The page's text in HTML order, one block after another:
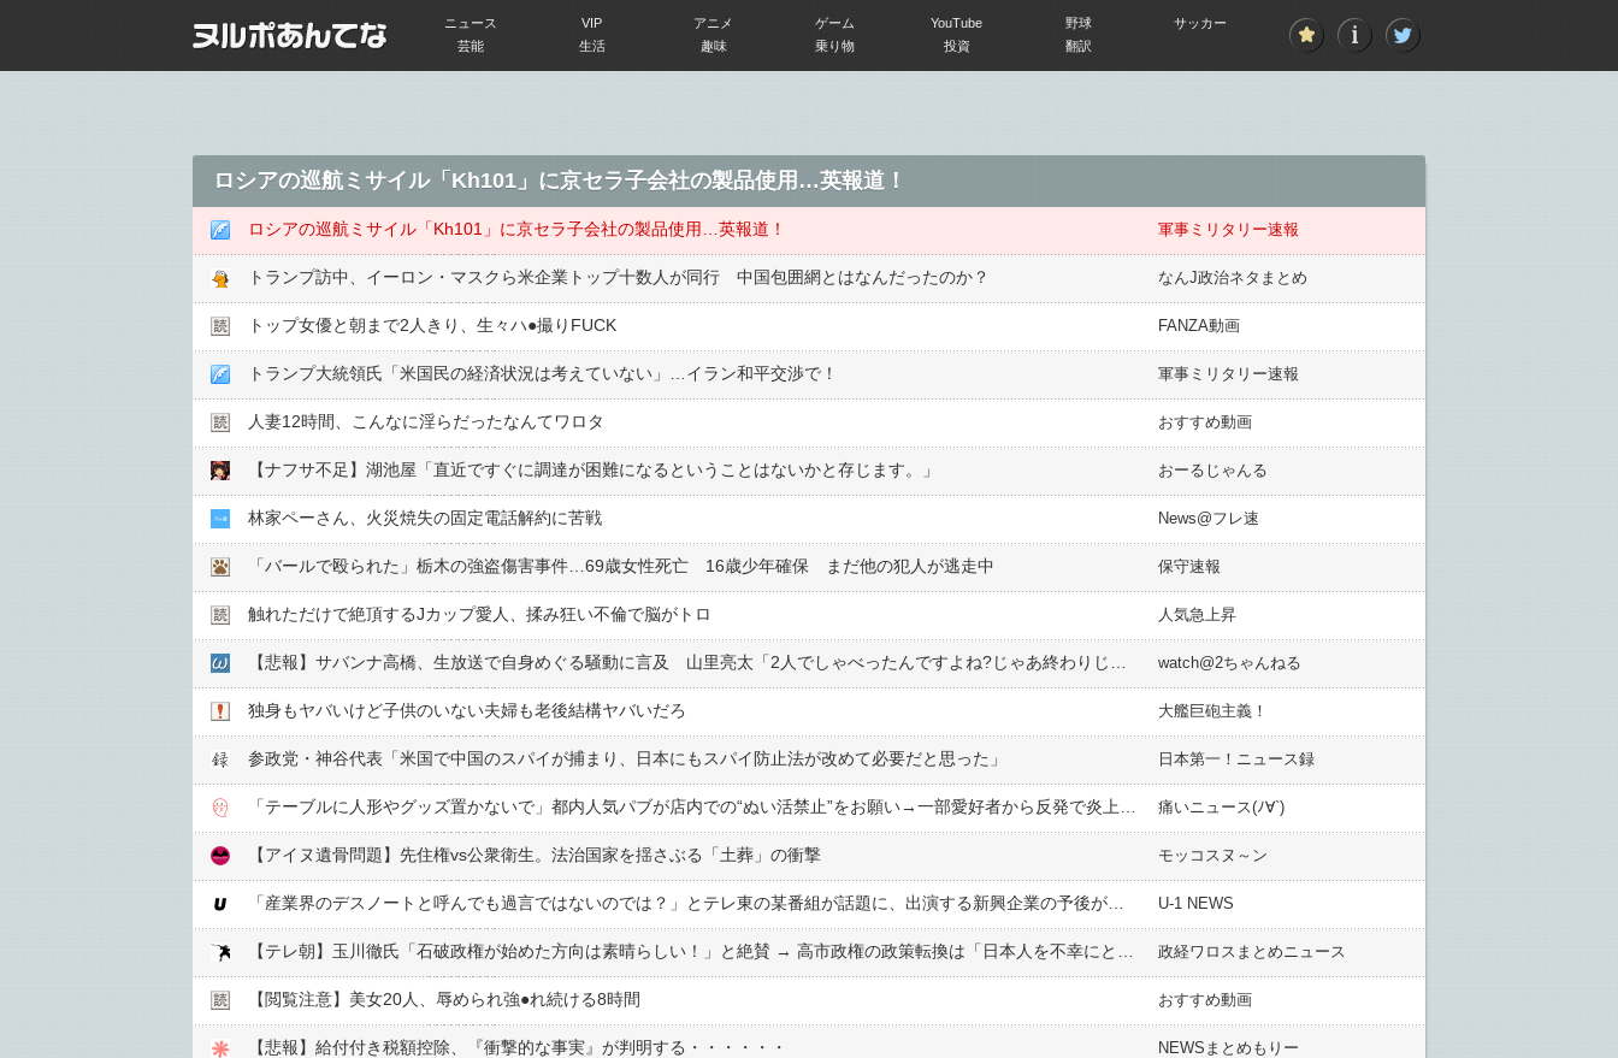
ニュース VIP アニメ ゲーム YouTube 野球
サッカー
芸能
生活 趣味 乗り物 投資 翻訳
ロシアの巡航ミサイル「Kh101」に京セラ子会社の製品使用…英報道！
ロシアの巡航ミサイル「Kh101」に京セラ子会社の製品使用…英報道！ 軍事ミリタリー速報
トランプ訪中、イーロン・マスクら米企業トップ十数人が同行 中国包囲網とはなんだったのか？ なんJ政治ネタまとめ
トップ女優と朝まで2人きり、生々ハ●︎撮りFUCK FANZA動画
トランプ大統領氏「米国民の経済状況は考えていない」…イラン和平交渉で！ 軍事ミリタリー速報
人妻12時間、こんなに淫らだったなんてワロタ おすすめ動画
【ナフサ不足】湖池屋「直近ですぐに調達が困難になるということはないかと存じます。」 おーるじゃんる
林家ペーさん、火災焼失の固定電話解約に苦戦 News@フレ速
「バールで殴られた」栃木の強盗傷害事件…69歳女性死亡 16歳少年確保 まだ他の犯人が逃走中 保守速報
触れただけで絶頂するJカップ愛人、揉み狂い不倫で脳がトロ 人気急上昇
watch@2ちゃんねる
独身もヤバいけど子供のいない夫婦も老後結構ヤバいだろ 大艦巨砲主義！
参政党・神谷代表「米国で中国のスパイが捕まり、日本にもスパイ防止法が改めて必要だと思った」 日本第一！ニュース録
「テーブルに人形やグッズ置かないで」都内人気パブが店内での“ぬい活禁止”をお願い→一部愛好者から反発で炎上… 痛いニュース(ﾉ∀`)
【アイヌ遺骨問題】先住権vs公衆衛生。法治国家を揺さぶる「土葬」の衝撃 モッコスヌ～ン
U-1 NEWS
政経ワロスまとめニュース
【閲覧注意】美女20人、辱められ強●︎れ続ける8時間 おすすめ動画
【悲報】給付付き税額控除、『衝撃的な事実』が判明する・・・・・・ NEWSまとめもりー